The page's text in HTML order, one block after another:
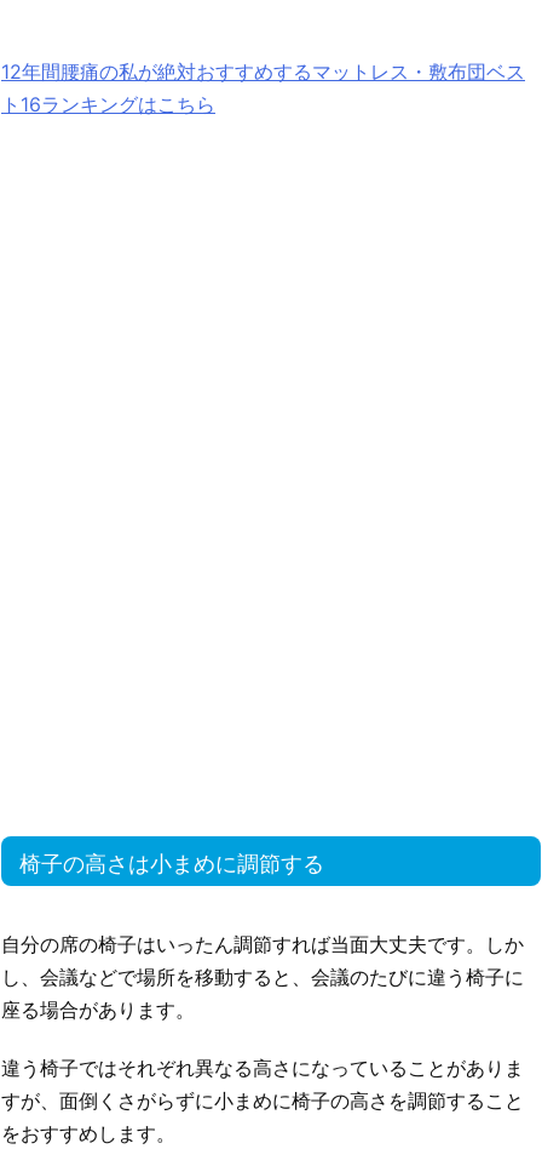
12年間腰痛の私が絶対おすすめするマットレス・敷布団ベス
ト16ランキングはこちら
椅子の高さは小まめに調節する
自分の席の椅子はいったん調節すれば当面大丈夫です。しか
し、会議などで場所を移動すると、会議のたびに違う椅子に
座る場合があります。
違う椅子ではそれぞれ異なる高さになっていることがありま
すが、面倒くさがらずに小まめに椅子の高さを調節すること
をおすすめします。